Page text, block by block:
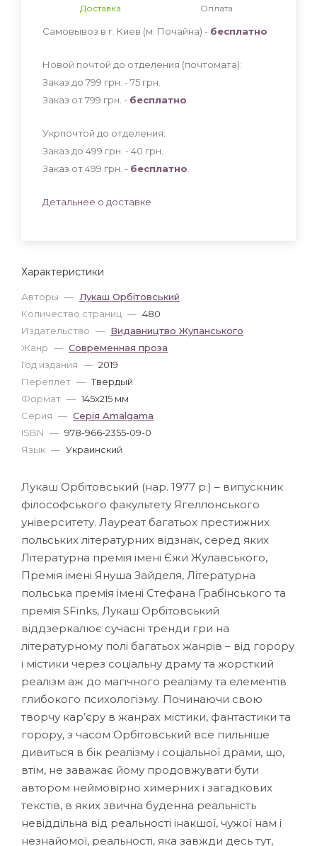
Характеристики
Авторы — Лукаш Орбітовський
Количество страниц — 480
Издательство — Видавництво Жупанського
Жанр — Современная проза
Год издания — 2019
Переплет — Твердый
Формат — 145x215 мм
Серия — Серія Amalgama
ISBN — 978-966-2355-09-0
Язык — Украинский
Доставка
Оплата
Самовывоз в г. Киев (м. Почайна) - бесплатно
Новой почтой до отделения (почтомата):
Заказ до 799 грн. - 75 грн
Заказ от 799 грн. - бесплатно
Укрпочтой до отделения:
Заказ до 499 грн. - 40 грн
Заказ от 499 грн. - бесплатно
Детальнее о доставке
Лукаш Орбітовський (нар. 1977 р.) – випускник
філософського факультету Ягеллонського
університету. Лауреат багатьох престижних
польських літературних відзнак, серед яких
Літературна премія імені Єжи Жулавського,
Премія імені Януша Зайделя, Літературна
польська премія імені Стефана Грабінського та
премія SFinks, Лукаш Орбітовський
віддзеркалює сучасні тренди гри на
літературному полі багатьох жанрів – від горору
і містики через соціальну драму та жорсткий
реалізм аж до магічного реалізму та елементів
глибокого психологізму. Починаючи свою
творчу кар’єру в жанрах містики, фантастики та
горору, з часом Орбітовський все пильніше
дивиться в бік реалізму і соціальної драми, що,
втім, не заважає йому продовжувати бути
автором неймовірно химерних і загадкових
текстів, в яких звична буденна реальність
невіддільна від реальності інакшої, чужої нам і
незнайомої, реальності, яка завжди десь тут,